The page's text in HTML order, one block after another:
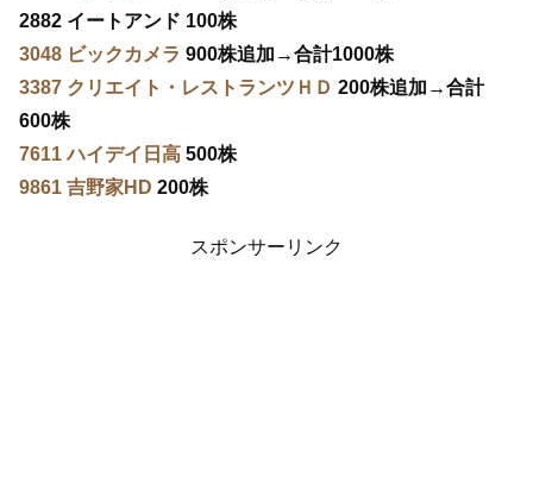
2882 イートアンド 100株
3048 ビックカメラ 900株追加→合計1000株
3387 クリエイト・レストランツＨＤ 200株追加→合計
600株
7611 ハイデイ日高 500株
9861 吉野家HD 200株
スポンサーリンク